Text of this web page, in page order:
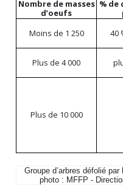
Nombre de masses
d’oeufs
%
Moins de 1 250 40
Plus de 4 000
Plus de 10 000
Groupe d’arbres défolié
photo : MFFP -